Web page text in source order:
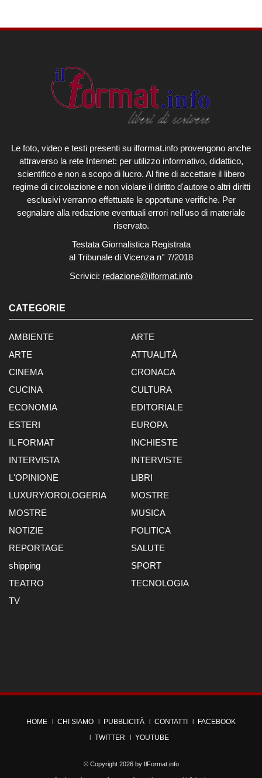
Le foto, video e testi presenti su ilformat.info provengono anche
attraverso la rete Internet: per utilizzo informativo, didattico,
scientifico e non a scopo di lucro. Al fine di accettare il libero
regime di circolazione e non violare il diritto d'autore o altri diritti
esclusivi verranno effettuate le opportune verifiche. Per
segnalare alla redazione eventuali errori nell'uso di materiale
riservato.
Testata Giornalistica Registrata
al Tribunale di Vicenza n° 7/2018
Scrivici: redazione@ilformat.info
CATEGORIE
AMBIENTE
ARTE
ARTE
ATTUALITÀ
CINEMA
CRONACA
CUCINA
CULTURA
ECONOMIA
EDITORIALE
ESTERI
EUROPA
IL FORMAT
INCHIESTE
INTERVISTA
INTERVISTE
L'OPINIONE
LIBRI
LUXURY/OROLOGERIA
MOSTRE
MOSTRE
MUSICA
NOTIZIE
POLITICA
REPORTAGE
SALUTE
shipping
SPORT
TEATRO
TECNOLOGIA
TV
HOME CHI SIAMO PUBBLICITÀ CONTATTI
FACEBOOK
TWITTER
YOUTUBE
© Copyright 2026 by IlFormat.info